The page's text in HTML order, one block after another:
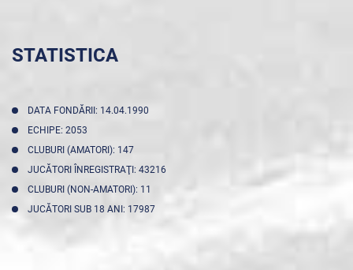
STATISTICA
DATA FONDĂRII: 14.04.1990
ECHIPE: 2053
CLUBURI (AMATORI): 147
JUCĂTORI ÎNREGISTRAŢI: 43216
CLUBURI (NON-AMATORI): 11
JUCĂTORI SUB 18 ANI: 17987